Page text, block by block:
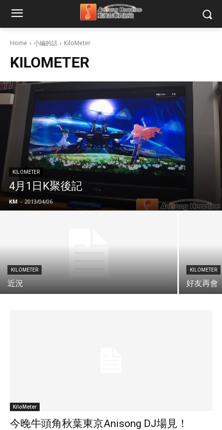
Home 小編的話 KiloMeter
KILOMETER
KILOMETER
4月1日K聚後記
KM - 2013/04/06
KILOMETER
近況
KILOMETER
好友再會
KiloMeter
今晚牛頭角秋葉東京Anisong DJ場見！